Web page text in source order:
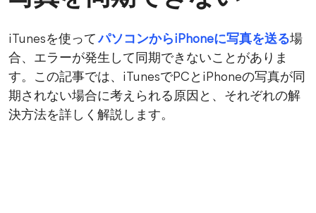
iTunesを使ってパソコンからiPhoneに写真を送る場
合、エラーが発生して同期できないことがありま
す。この記事では、iTunesでPCとiPhoneの写真が同
期されない場合に考えられる原因と、それぞれの解
決方法を詳しく解説します。